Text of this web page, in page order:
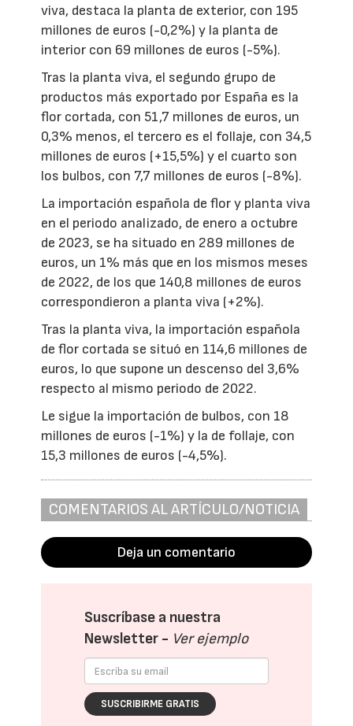
viva, destaca la planta de exterior, con 195
millones de euros (-0,2%) y la planta de
interior con 69 millones de euros (-5%).
Tras la planta viva, el segundo grupo de
productos más exportado por España es la
flor cortada, con 51,7 millones de euros, un
0,3% menos, el tercero es el follaje, con 34,5
millones de euros (+15,5%) y el cuarto son
los bulbos, con 7,7 millones de euros (-8%).
La importación española de flor y planta viva
en el periodo analizado, de enero a octubre
de 2023, se ha situado en 289 millones de
euros, un 1% más que en los mismos meses
de 2022, de los que 140,8 millones de euros
correspondieron a planta viva (+2%).
Tras la planta viva, la importación española
de flor cortada se situó en 114,6 millones de
euros, lo que supone un descenso del 3,6%
respecto al mismo periodo de 2022.
Le sigue la importación de bulbos, con 18
millones de euros (-1%) y la de follaje, con
15,3 millones de euros (-4,5%).
COMENTARIOS AL ARTÍCULO/NOTICIA
Deja un comentario
Suscríbase a nuestra
Newsletter - Ver ejemplo
SUSCRIBIRME GRATIS